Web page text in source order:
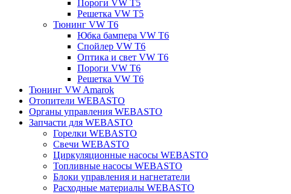
Пороги VW T5
Решетка VW T5
Тюнинг VW T6
Юбка бампера VW T6
Спойлер VW T6
Оптика и свет VW T6
Пороги VW T6
Решетка VW T6
Тюнинг VW Amarok
Отопители WEBASTO
Органы управления WEBASTO
Запчасти для WEBASTO
Горелки WEBASTO
Свечи WEBASTO
Циркуляционные насосы WEBASTO
Топливные насосы WEBASTO
Блоки управления и нагнетатели
Расходные материалы WEBASTO